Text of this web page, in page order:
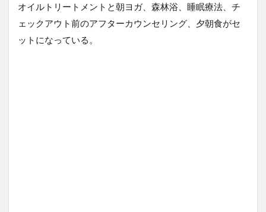
オイルトリートメントと朝ヨガ、森林浴、睡眠療法、チ
ェックアウト前のアフターカウンセリング、夕朝食がセ
ットになっている。